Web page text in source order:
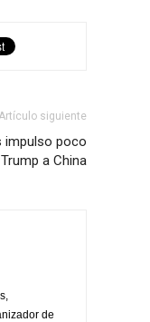
Artículo siguiente
impulso poco
a China
de